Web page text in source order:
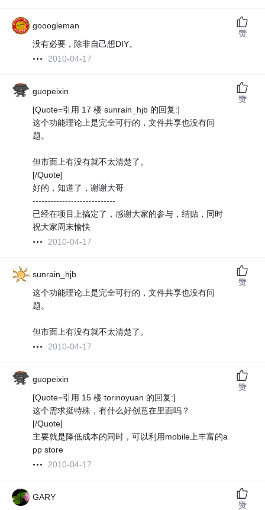
gooogleman
没有必要，除非自己想DIY。
2010-04-17
赞
guopeixin
[Quote=引用 17 楼 sunrain_hjb 的回复:]
这个功能理论上是完全可行的，文件共享也没有问
题。
但市面上有没有就不太清楚了。
[/Quote]
好的，知道了，谢谢大哥
----------------------------
已经在项目上搞定了，感谢大家的参与，结贴，同时
祝大家周末愉快
2010-04-17
赞
sunrain_hjb
这个功能理论上是完全可行的，文件共享也没有问
题。
但市面上有没有就不太清楚了。
2010-04-17
赞
guopeixin
[Quote=引用 15 楼 torinoyuan 的回复:]
这个需求挺特殊，有什么好创意在里面吗？
[/Quote]
主要就是降低成本的同时，可以利用mobile上丰富的a
pp store
2010-04-17
赞
GARY
赞